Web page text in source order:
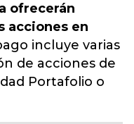
ofrecerán
acciones en
incluye varias
de acciones de
Portafolio o